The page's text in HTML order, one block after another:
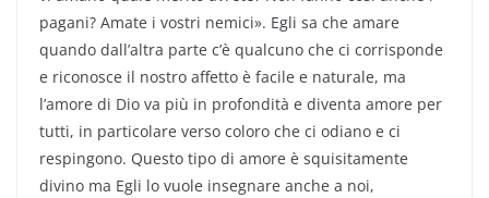
pagani? Amate i vostri nemici». Egli sa che amare
quando dall’altra parte c’è qualcuno che ci corrisponde
e riconosce il nostro affetto è facile e naturale, ma
l’amore di Dio va più in profondità e diventa amore per
tutti, in particolare verso coloro che ci odiano e ci
respingono. Questo tipo di amore è squisitamente
divino ma Egli lo vuole insegnare anche a noi,